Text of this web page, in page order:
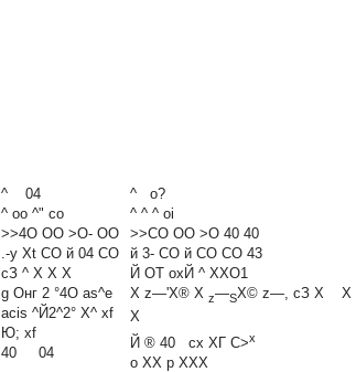
^ 04
^ оо ^" со
>>4О ОО >О- ОО
.-у Xt СО й 04 СО
сЗ ^ X X X
g Онг 2 °4О as^e
acis ^Й2^2° Х^ xf
Ю; xf
40 04
^ о?
^ ^ ^ oi
>>СО ОО >О 40 40
й 3- СО й СО СО 43
Й ОТ охЙ ^ XXО1
X z—'X® X z—SX© z—, сЗ X X
X
Й ® 40 сх ХГ С>х
о XX р XXX